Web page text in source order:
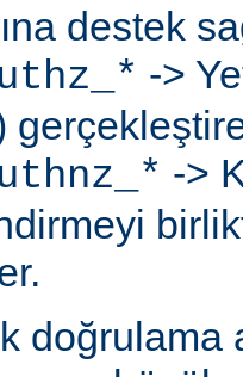
destek
->
->
doğrulama